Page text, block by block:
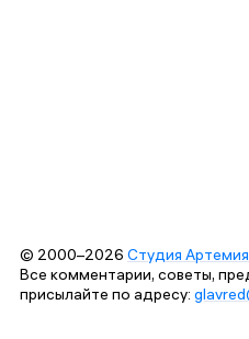
© 2000–2026 Студия
Все комментарии, советы,
присылайте по адресу: